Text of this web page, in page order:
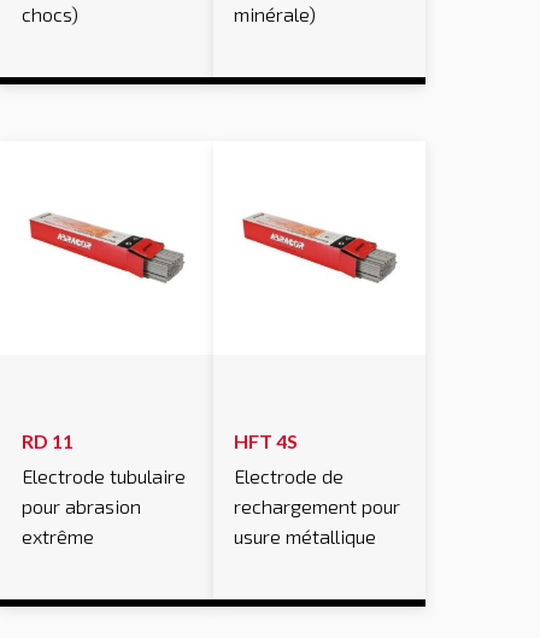
chocs)
minérale)
RD 11
Electrode tubulaire
pour abrasion
extrême
HFT 4S
Electrode de
rechargement pour
usure métallique